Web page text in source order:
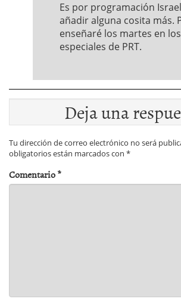
Es por programación
añadir alguna cosita más.
enseñaré los martes en
especiales de PRT.
Deja una
Tu dirección de correo electrónico no será
obligatorios están marcados con *
Comentario*